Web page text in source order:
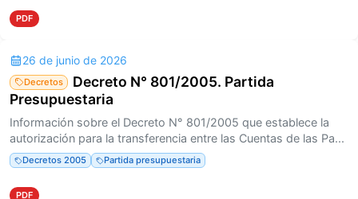
PDF
26 de junio de 2026
Decretos
Decreto N° 801/2005. Partida
Presupuestaria
Información sobre el Decreto N° 801/2005 que establece la
autorización para la transferencia entre las Cuentas de las Pa...
Decretos 2005 Partida presupuestaria
PDF